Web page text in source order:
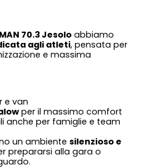
70.3 Jesolo abbiamo
agli atleti, pensata per
e massima
e van
per il massimo comfort
anche per famiglie e team
un ambientesilenzioso e
prepararsi alla gara o